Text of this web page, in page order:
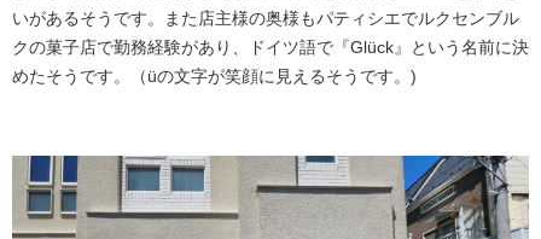
いがあるそうです。また店主様の奥様もパティシエでルクセンブル
クの菓子店で勤務経験があり、ドイツ語で『Glück』という名前に決
めたそうです。（üの文字が笑顔に見えるそうです。)